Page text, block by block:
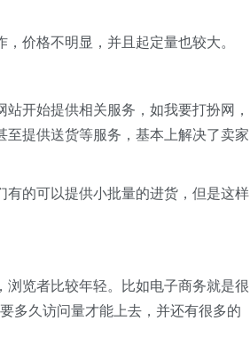
价格不明显，并且起定量也较大。
开始提供相关服务，如我要打扮网，
提供送货等服务，基本上解决了卖家
的可以提供小批量的进货，但是这样
览者比较年轻。比如电子商务就是很
多久访问量才能上去，并还有很多的